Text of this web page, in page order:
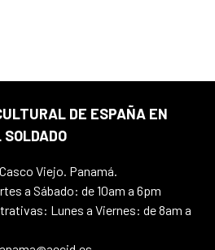
DE ESPAÑA EN
Viejo. Panamá.
a Sábado: de 10am a 6pm
Lunes a Viernes: de 8am a